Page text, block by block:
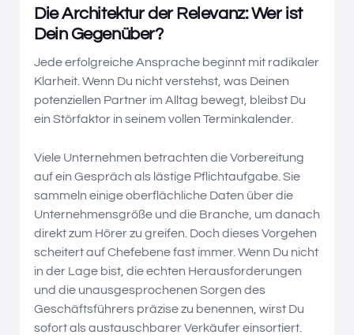
Die Architektur der Relevanz: Wer ist
Dein Gegenüber?
Jede erfolgreiche Ansprache beginnt mit radikaler
Klarheit. Wenn Du nicht verstehst, was Deinen
potenziellen Partner im Alltag bewegt, bleibst Du
ein Störfaktor in seinem vollen Terminkalender.
Viele Unternehmen betrachten die Vorbereitung
auf ein Gespräch als lästige Pflichtaufgabe. Sie
sammeln einige oberflächliche Daten über die
Unternehmensgröße und die Branche, um danach
direkt zum Hörer zu greifen. Doch dieses Vorgehen
scheitert auf Chefebene fast immer. Wenn Du nicht
in der Lage bist, die echten Herausforderungen
und die unausgesprochenen Sorgen des
Geschäftsführers präzise zu benennen, wirst Du
sofort als austauschbarer Verkäufer einsortiert.